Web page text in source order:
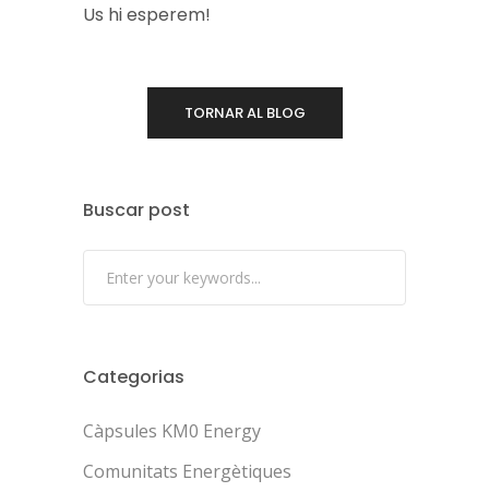
Us hi esperem!
TORNAR AL BLOG
Buscar post
Categorias
Càpsules KM0 Energy
Comunitats Energètiques